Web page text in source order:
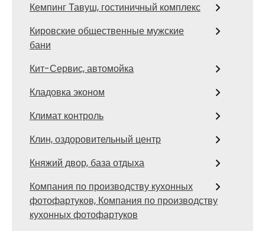
Кемпинг Тавуш, гостиничный комплекс
Кировские общественные мужские
бани
Кит-Сервис, автомойка
Кладовка эконом
Климат контроль
Клин, оздоровительный центр
Княжий двор, база отдыха
Компания по производству кухонных
фотофартуков, Компания по производству
кухонных фотофартуков